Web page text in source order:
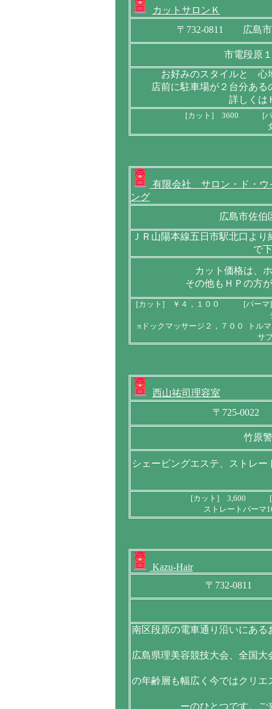
カットサロンＫ
〒732-0811 広島市
市電段原
お好みのスタイルと 心
店前に駐車場が２台分あ
詳しくは
[カット] 3600 [パ
有限会社 サロン・ド・ウ
ング
広島市佐伯
ＪＲ山陽本線五日市駅北口よ
で
カット価格は、
その他もＨＰの方
[カット] ￥４，１００ [パー
πドックマッサージ２，７００ トル
サ
西山祐司理容室
〒725-0022
竹原
シェービングエステ、ストレ
[カット] 3,600 [
ストレートパーマ
Kazu-Hair
〒732-0811
南区段原の電車通り沿いにあ
広島県理美容競技大会、全国
の年齢層も幅広く今ではクリ
ーのひとつです。ご